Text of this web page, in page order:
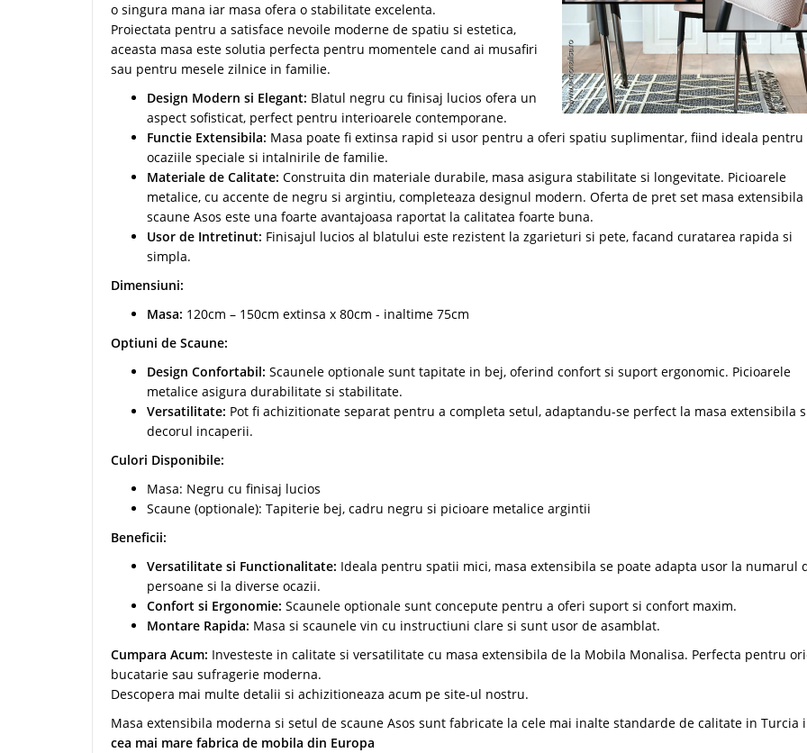
o singura mana iar masa ofera o stabilitate excelenta.
Proiectata pentru a satisface nevoile moderne de spatiu si estetica,
aceasta masa este solutia perfecta pentru momentele cand ai musafiri
sau pentru mesele zilnice in familie.
Design Modern si Elegant: Blatul negru cu finisaj lucios ofera un
aspect sofisticat, perfect pentru interioarele contemporane.
Functie Extensibila: Masa poate fi extinsa rapid si usor pentru a oferi spatiu suplimentar, fiind ideala pentru
ocaziile speciale si intalnirile de familie.
Materiale de Calitate: Construita din materiale durabile, masa asigura stabilitate si longevitate. Picioarele
metalice, cu accente de negru si argintiu, completeaza designul modern. Oferta de pret set masa extensibila
scaune Asos este una foarte avantajoasa raportat la calitatea foarte buna.
Usor de Intretinut: Finisajul lucios al blatului este rezistent la zgarieturi si pete, facand curatarea rapida si
simpla.
Dimensiuni:
Masa: 120cm – 150cm extinsa x 80cm - inaltime 75cm
Optiuni de Scaune:
Design Confortabil: Scaunele optionale sunt tapitate in bej, oferind confort si suport ergonomic. Picioarele
metalice asigura durabilitate si stabilitate.
Versatilitate: Pot fi achizitionate separat pentru a completa setul, adaptandu-se perfect la masa extensibila
decorul incaperii.
Culori Disponibile:
Masa: Negru cu finisaj lucios
Scaune (optionale): Tapiterie bej, cadru negru si picioare metalice argintii
Beneficii:
Versatilitate si Functionalitate: Ideala pentru spatii mici, masa extensibila se poate adapta usor la numarul
persoane si la diverse ocazii.
Confort si Ergonomie: Scaunele optionale sunt concepute pentru a oferi suport si confort maxim.
Montare Rapida: Masa si scaunele vin cu instructiuni clare si sunt usor de asamblat.
Cumpara Acum: Investeste in calitate si versatilitate cu masa extensibila de la Mobila Monalisa. Perfecta pentru
bucatarie sau sufragerie moderna.
Descopera mai multe detalii si achizitioneaza acum pe site-ul nostru.
Masa extensibila moderna si setul de scaune Asos sunt fabricate la cele mai inalte standarde de calitate in Turcia
cea mai mare fabrica de mobila din Europa